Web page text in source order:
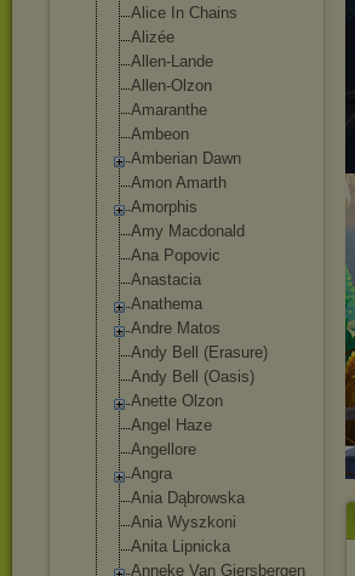
Alice In Chains
Alizée
Allen-Lande
Allen-Olzon
Amaranthe
Ambeon
Amberian Dawn
Amon Amarth
Amorphis
Amy Macdonald
Ana Popovic
Anastacia
Anathema
Andre Matos
Andy Bell (Erasure)
Andy Bell (Oasis)
Anette Olzon
Angel Haze
Angellore
Angra
Ania Dąbrowska
Ania Wyszkoni
Anita Lipnicka
Anneke Van Giersbergen